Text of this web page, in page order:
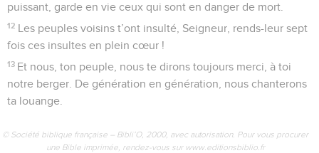
puissant, garde en vie ceux qui sont en danger de mort.
12 Les peuples voisins t’ont insulté, Seigneur, rends-leur sept
fois ces insultes en plein cœur !
13 Et nous, ton peuple, nous te dirons toujours merci, à toi
notre berger. De génération en génération, nous chanterons
ta louange.
© Société biblique française – Bibli’O, 2000, avec autorisation. Pour vous procurer
une Bible imprimée, rendez-vous sur www.editionsbiblio.fr